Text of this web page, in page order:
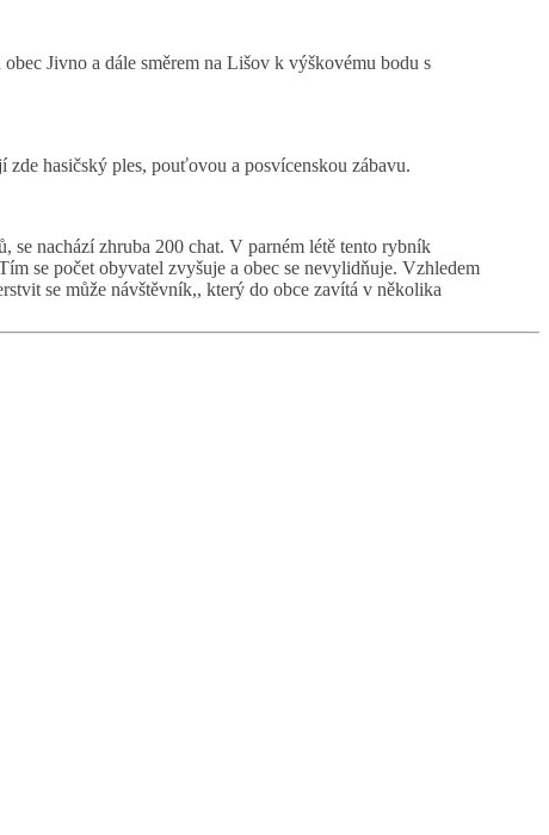
Jivno a dále směrem na Lišov k výškovému bodu s
hasičský ples, pouťovou a posvícenskou zábavu.
nachází zhruba 200 chat. V parném létě tento rybník
se počet obyvatel zvyšuje a obec se nevylidňuje. Vzhledem
se může návštěvník,, který do obce zavítá v několika